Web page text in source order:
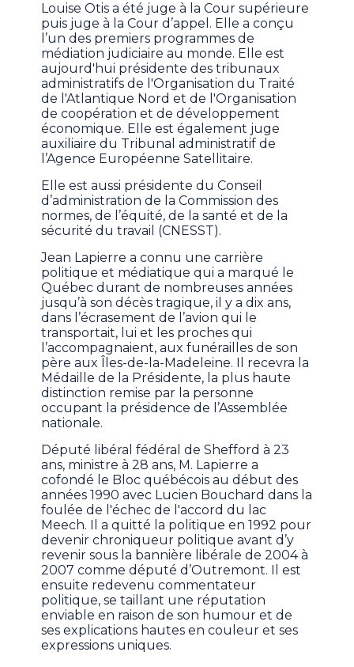
Louise Otis a été juge à la Cour supérieure
puis juge à la Cour d’appel. Elle a conçu
l’un des premiers programmes de
médiation judiciaire au monde. Elle est
aujourd'hui présidente des tribunaux
administratifs de l'Organisation du Traité
de l'Atlantique Nord et de l'Organisation
de coopération et de développement
économique. Elle est également juge
auxiliaire du Tribunal administratif de
l’Agence Européenne Satellitaire.
Elle est aussi présidente du Conseil
d’administration de la Commission des
normes, de l’équité, de la santé et de la
sécurité du travail (CNESST).
Jean Lapierre a connu une carrière
politique et médiatique qui a marqué le
Québec durant de nombreuses années
jusqu’à son décès tragique, il y a dix ans,
dans l’écrasement de l’avion qui le
transportait, lui et les proches qui
l’accompagnaient, aux funérailles de son
père aux Îles-de-la-Madeleine. Il recevra la
Médaille de la Présidente, la plus haute
distinction remise par la personne
occupant la présidence de l’Assemblée
nationale.
Député libéral fédéral de Shefford à 23
ans, ministre à 28 ans, M. Lapierre a
cofondé le Bloc québécois au début des
années 1990 avec Lucien Bouchard dans la
foulée de l'échec de l'accord du lac
Meech. Il a quitté la politique en 1992 pour
devenir chroniqueur politique avant d’y
revenir sous la bannière libérale de 2004 à
2007 comme député d’Outremont. Il est
ensuite redevenu commentateur
politique, se taillant une réputation
enviable en raison de son humour et de
ses explications hautes en couleur et ses
expressions uniques.